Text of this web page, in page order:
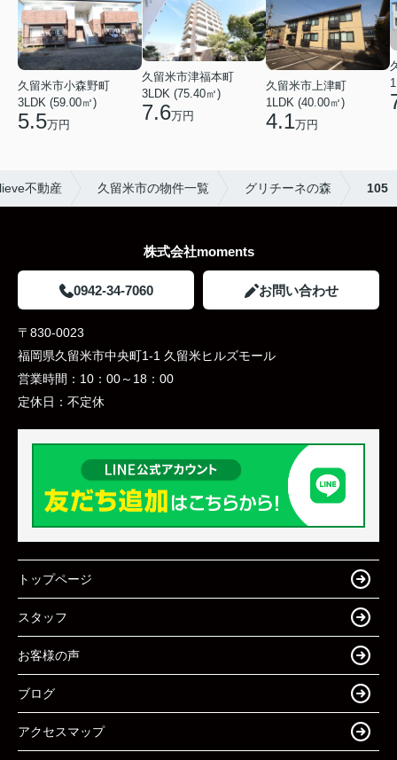
久留米市小森野町
3LDK (59.00㎡)
5.5万円
久留米市津福本町
3LDK (75.40㎡)
7.6万円
久留米市上津町
1LDK (40.00㎡)
4.1万円
不動産 久留米市の物件一覧 グリチーネの森 105
株式会社moments
0942-34-7060 お問い合わせ
〒830-0023
福岡県久留米市中央町1-1 久留米ヒルズモール
営業時間： 10：00～18：00
定休日： 不定休
トップページ
スタッフ
お客様の声
ブログ
アクセスマップ